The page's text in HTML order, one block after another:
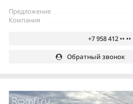
Предложение
Компания
+7 958 412 •• ••
Обратный звонок